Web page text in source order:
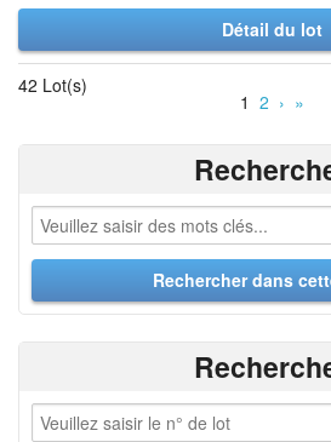
Détail du lot
42 Lot(s)
1 2 › »